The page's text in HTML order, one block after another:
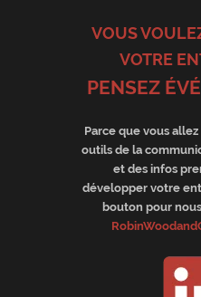
VOUS
VOTRE
PENSEZ
Parce que vous
outils de la
et des infos
développer votre
bouton pour